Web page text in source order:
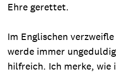
Ehre gerettet.
Im Englischen
werde immer
hilfreich. Ich merke, wie